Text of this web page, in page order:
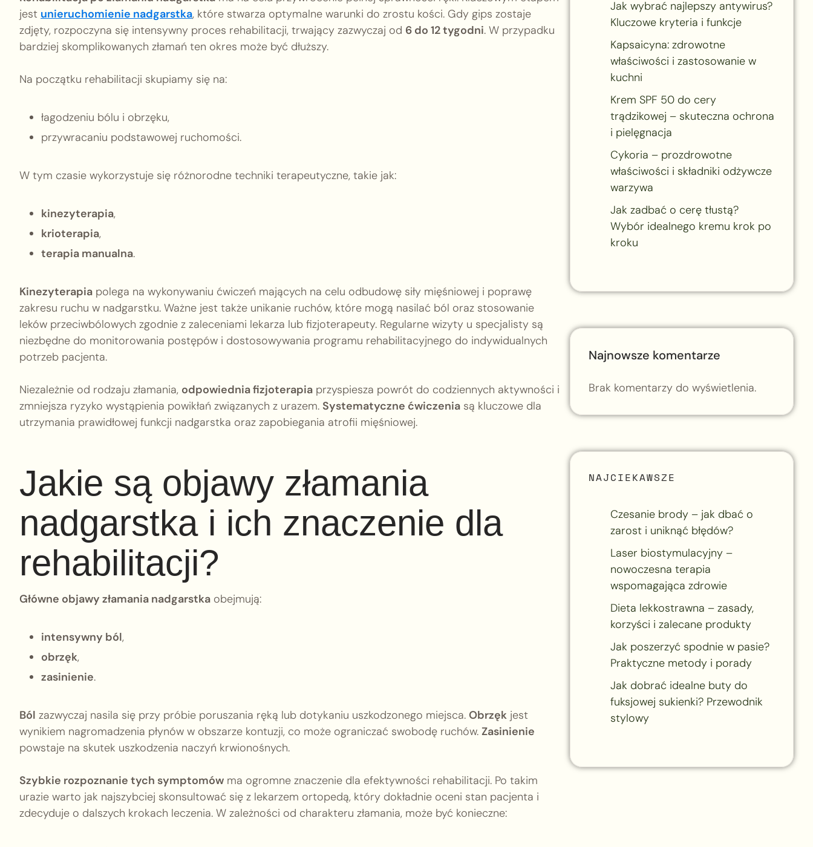
jest unieruchomienie nadgarstka, które stwarza optymalne warunki do zrostu kości. Gdy gips zostaje
zdjęty, rozpoczyna się intensywny proces rehabilitacji, trwający zazwyczaj od 6 do 12 tygodni. W przypadku
bardziej skomplikowanych złamań ten okres może być dłuższy.
Na początku rehabilitacji skupiamy się na:
łagodzeniu bólu i obrzęku,
przywracaniu podstawowej ruchomości.
W tym czasie wykorzystuje się różnorodne techniki terapeutyczne, takie jak:
kinezyterapia,
krioterapia,
terapia manualna.
Kinezyterapia polega na wykonywaniu ćwiczeń mających na celu odbudowę siły mięśniowej i poprawę
zakresu ruchu w nadgarstku. Ważne jest także unikanie ruchów, które mogą nasilać ból oraz stosowanie
leków przeciwbólowych zgodnie z zaleceniami lekarza lub fizjoterapeuty. Regularne wizyty u specjalisty są
niezbędne do monitorowania postępów i dostosowywania programu rehabilitacyjnego do indywidualnych
potrzeb pacjenta.
Niezależnie od rodzaju złamania, odpowiednia fizjoterapia przyspiesza powrót do codziennych aktywności i
zmniejsza ryzyko wystąpienia powikłań związanych z urazem. Systematyczne ćwiczenia są kluczowe dla
utrzymania prawidłowej funkcji nadgarstka oraz zapobiegania atrofii mięśniowej.
Jakie są objawy złamania
nadgarstka i ich znaczenie dla
rehabilitacji?
Główne objawy złamania nadgarstka obejmują:
intensywny ból,
obrzęk,
zasinienie.
Ból zazwyczaj nasila się przy próbie poruszania ręką lub dotykaniu uszkodzonego miejsca. Obrzęk jest
wynikiem nagromadzenia płynów w obszarze kontuzji, co może ograniczać swobodę ruchów. Zasinienie
powstaje na skutek uszkodzenia naczyń krwionośnych.
Szybkie rozpoznanie tych symptomów ma ogromne znaczenie dla efektywności rehabilitacji. Po takim
urazie warto jak najszybciej skonsultować się z lekarzem ortopedą, który dokładnie oceni stan pacjenta i
zdecyduje o dalszych krokach leczenia. W zależności od charakteru złamania, może być konieczne:
Jak wybrać najlepszy antywirus?
Kluczowe kryteria i funkcje
Kapsaicyna: zdrowotne
właściwości i zastosowanie w
kuchni
Krem SPF 50 do cery
trądzikowej – skuteczna ochrona
i pielęgnacja
Cykoria – prozdrowotne
właściwości i składniki odżywcze
warzywa
Jak zadbać o cerę tłustą?
Wybór idealnego kremu krok po
kroku
Najnowsze komentarze
Brak komentarzy do wyświetlenia.
NAJCIEKAWSZE
Czesanie brody – jak dbać o
zarost i uniknąć błędów?
Laser biostymulacyjny –
nowoczesna terapia
wspomagająca zdrowie
Dieta lekkostrawna – zasady,
korzyści i zalecane produkty
Jak poszerzyć spodnie w pasie?
Praktyczne metody i porady
Jak dobrać idealne buty do
fuksjowej sukienki? Przewodnik
stylowy